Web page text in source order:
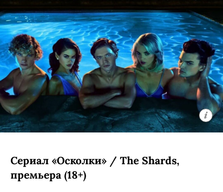
Сериал «Осколки» / The Shards,
премьера (18+)